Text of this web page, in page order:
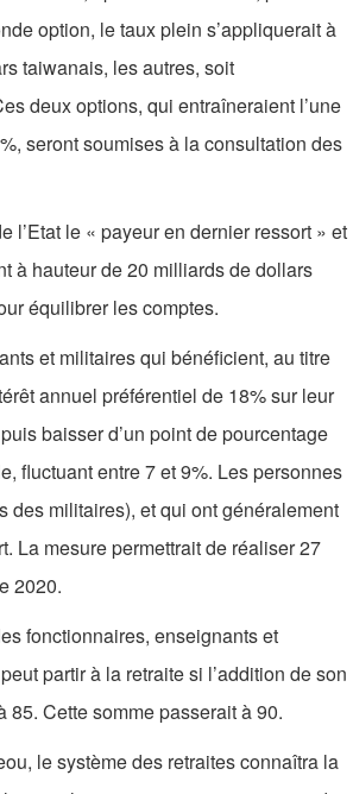
option, le taux plein s’appliquerait à
taiwanais, les autres, soit
deux options, qui entraîneraient l’une
seront soumises à la consultation des
l’Etat le « payeur en dernier ressort » et
à hauteur de 20 milliards de dollars
équilibrer les comptes.
et militaires qui bénéficient, au titre
annuel préférentiel de 18% sur leur
baisser d’un point de pourcentage
fluctuant entre 7 et 9%. Les personnes
des militaires), et qui ont généralement
La mesure permettrait de réaliser 27
2020.
fonctionnaires, enseignants et
partir à la retraite si l’addition de son
85. Cette somme passerait à 90.
le système des retraites connaîtra la